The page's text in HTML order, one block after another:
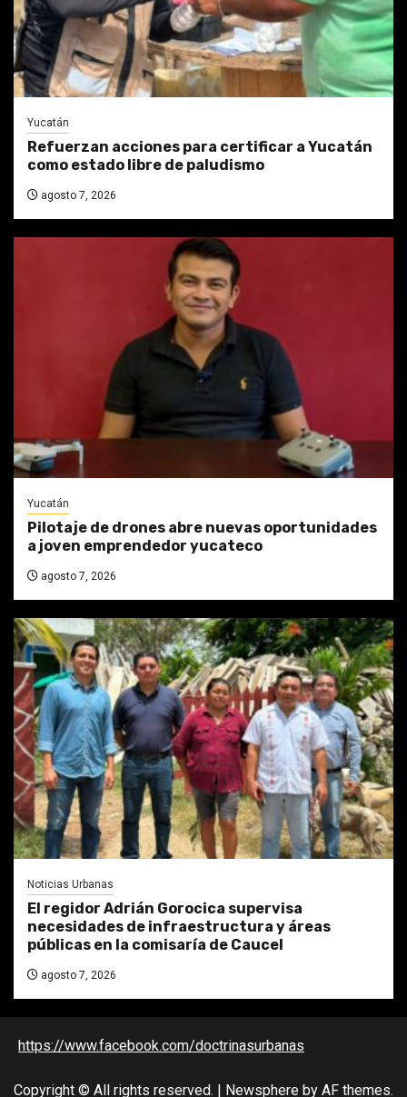
Yucatán
Refuerzan acciones para certificar a Yucatán
como estado libre de paludismo
agosto 7, 2026
Yucatán
Pilotaje de drones abre nuevas oportunidades
a joven emprendedor yucateco
agosto 7, 2026
Noticias Urbanas
El regidor Adrián Gorocica supervisa
necesidades de infraestructura y áreas
públicas en la comisaría de Caucel
agosto 7, 2026
https://www.facebook.com/doctrinasurbanas
Copyright © All rights reserved. Newsphere by AF themes.